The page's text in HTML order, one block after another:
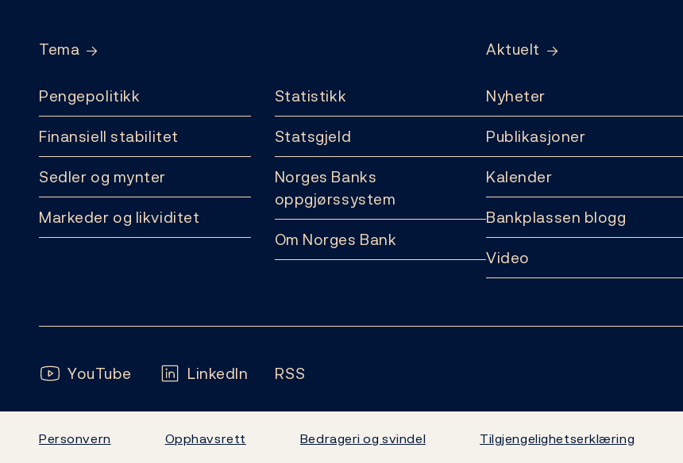
Tema
Pengepolitikk
Finansiell stabilitet
Sedler og mynter
Markeder og likviditet
Statistikk
Statsgjeld
Norges Banks
oppgjørssystem
Om Norges Bank
Aktuelt
Nyheter
Publikasjoner
Kalender
Bankplassen blogg
Video
Følg oss:
YouTube LinkedIn RSS
Personvern Opphavsrett Bedrageri og svindel Tilgjengelighetserklæring